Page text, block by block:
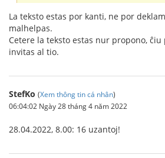
La teksto estas por kanti, ne por
malhelpas.
Cetere la teksto estas nur propono,
invitas al tio.
StefKo (Xem thông tin cá nhân)
06:04:02 Ngày 28 tháng 4 năm 2022
28.04.2022, 8.00: 16 uzantoj!